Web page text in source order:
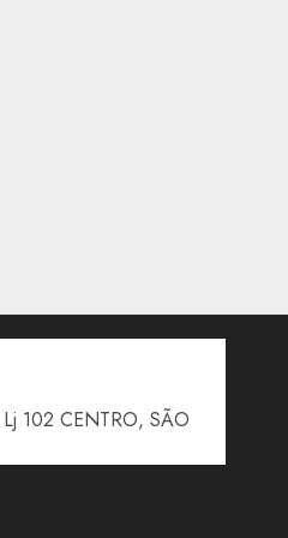
102 CENTRO, SÃO